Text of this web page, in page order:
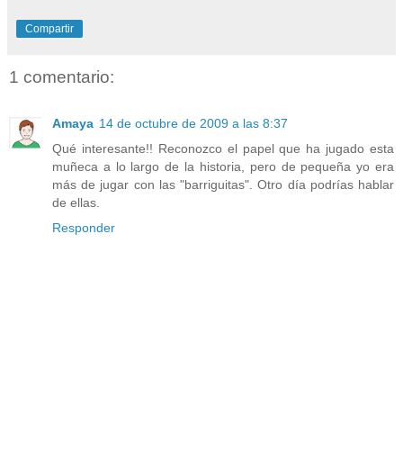
Compartir
1 comentario:
Amaya 14 de octubre de 2009 a las 8:37
Qué interesante!! Reconozco el papel que ha jugado esta
muñeca a lo largo de la historia, pero de pequeña yo era
más de jugar con las "barriguitas". Otro día podrías hablar
de ellas.
Responder